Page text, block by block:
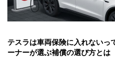
テスラは車両保険に入れないっ
ーナーが選ぶ補償の選び方とは